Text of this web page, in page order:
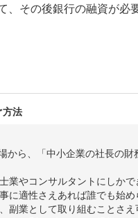
その後銀行の融資が必
方法
から、「中小企業の社長の
業やコンサルタントにしか
に適性さえあれば誰でも始
業として取り組むことさえ